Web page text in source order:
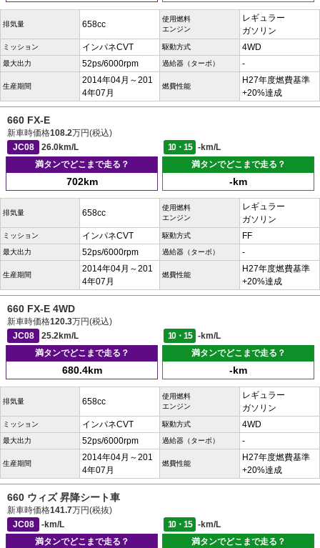
排気量 658cc
使用燃料
エンジン
レギュラー
ガソリン
ミッション インパネCVT 駆動方式 4WD
最大出力 52ps/6000rpm 過給器（ターボ） -
生産期間
2014年04月～201
4年07月
燃費性能
H27年度燃費基準
+20%達成
660 FX-E
新車時価格108.2万円(税込)
JC08
26.0km/L 10・15
-km/L
満タンでどこまで走る？
702km
満タンでどこまで走る？
-km
排気量 658cc
使用燃料
エンジン
レギュラー
ガソリン
ミッション インパネCVT 駆動方式 FF
最大出力 52ps/6000rpm 過給器（ターボ） -
生産期間
2014年04月～201
4年07月
燃費性能
H27年度燃費基準
+20%達成
660 FX-E 4WD
新車時価格120.3万円(税込)
JC08
25.2km/L 10・15
-km/L
満タンでどこまで走る？
680.4km
満タンでどこまで走る？
-km
排気量 658cc
使用燃料
エンジン
レギュラー
ガソリン
ミッション インパネCVT 駆動方式 4WD
最大出力 52ps/6000rpm 過給器（ターボ） -
生産期間
2014年04月～201
4年07月
燃費性能
H27年度燃費基準
+20%達成
660 ウィズ 昇降シート車
新車時価格141.7万円(税抜)
JC08
-km/L 10・15
-km/L
満タンでどこまで走る？
満タンでどこまで走る？